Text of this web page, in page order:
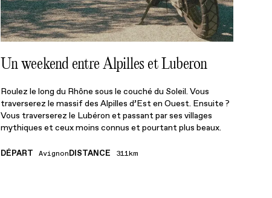
Un weekend entre Alpilles et Luberon
Roulez le long du Rhône sous le couché du Soleil. Vous
traverserez le massif des Alpilles d’Est en Ouest. Ensuite ?
Vous traverserez le Lubéron et passant par ses villages
mythiques et ceux moins connus et pourtant plus beaux.
DÉPART Avignon DISTANCE 311km